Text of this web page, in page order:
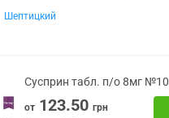
Шептицкий
Сусприн табл. п/о 8мг №10
от 123.50 грн